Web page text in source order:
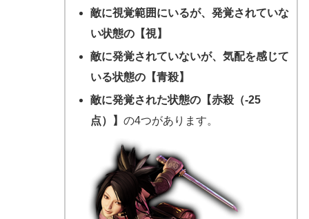
敵に視覚範囲にいるが、発覚されていな
い状態の【視】
敵に発覚されていないが、気配を感じて
いる状態の【青殺】
敵に発覚された状態の【赤殺（-25
点）】 の4つがあります。